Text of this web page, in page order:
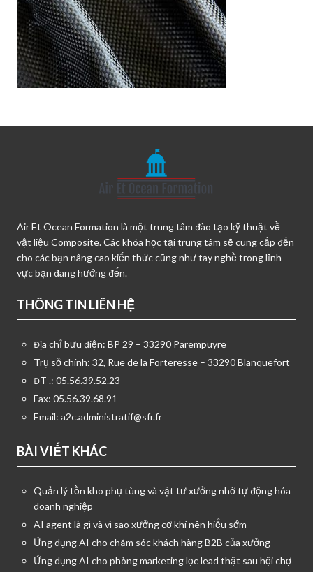
Air Et Ocean Formation là một trung tâm đào tạo kỹ thuật về
vật liệu Composite. Các khóa học tại trung tâm sẽ cung cấp đến
cho các bạn nâng cao kiến thức cũng như tay nghề trong lĩnh
vực bạn đang hướng đến.
THÔNG TIN LIÊN HỆ
Địa chỉ bưu điện: BP 29 – 33290 Parempuyre
Trụ sở chính: 32, Rue de la Forteresse – 33290 Blanquefort
ĐT .: 05.56.39.52.23
Fax: 05.56.39.68.91
Email: a2c.administratif@sfr.fr
BÀI VIẾT KHÁC
Quản lý tồn kho phụ tùng và vật tư xưởng nhờ tự động hóa
doanh nghiệp
AI agent là gì và vì sao xưởng cơ khí nên hiểu sớm
Ứng dụng AI cho chăm sóc khách hàng B2B của xưởng
Ứng dụng AI cho phòng marketing lọc lead thật sau hội chợ